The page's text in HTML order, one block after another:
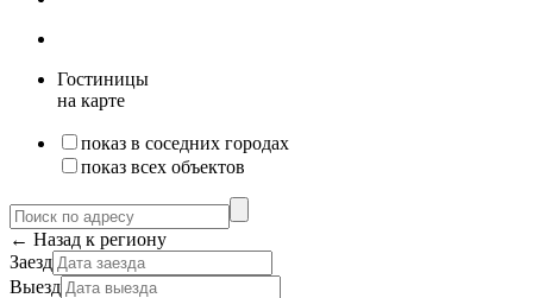
Гостиницы
на карте
показ в соседних городах
показ всех объектов
← Назад к региону
Заезд
Выезд